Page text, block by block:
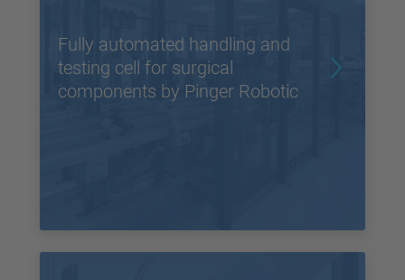
Fully automated handling and
testing cell for surgical
components by Pinger Robotic